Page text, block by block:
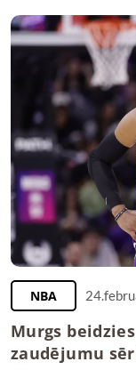
NBA
Murgs
zaudējumu